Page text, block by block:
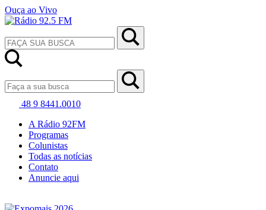
Ouça ao Vivo
48 9 8441.0010
A Rádio 92FM
Programas
Colunistas
Todas as notícias
Contato
Anuncie aqui